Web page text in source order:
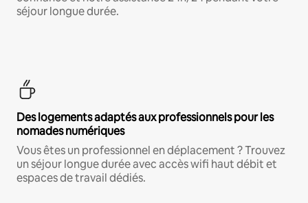
séjour longue durée.
Des logements adaptés aux professionnels pour les
nomades numériques
Vous êtes un professionnel en déplacement ? Trouvez
un séjour longue durée avec accès wifi haut débit et
espaces de travail dédiés.